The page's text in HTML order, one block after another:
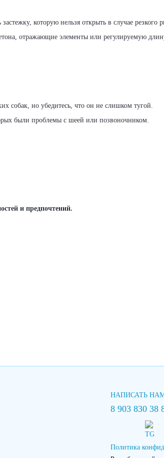
которую нельзя открыть в случае резкого
отражающие элементы или регулируемую
собак, но убедитесь, что он не слишком тугой.
были проблемы с шеей или позвоночником.
и предпочтений.
НАПИСАТЬ
8 903 830 38
Политика